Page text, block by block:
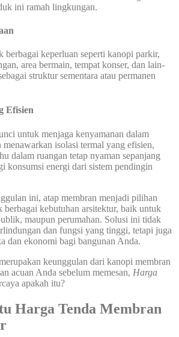
ini ramah lingkungan.
berbagai keperluan seperti kanopi parkir,
area bermain, tempat konser, dan lain-
struktur sementara atau permanen
Efisien
untuk menjaga kenyamanan dalam
menawarkan isolasi termal yang efisien,
dalam ruangan tetap nyaman sepanjang
konsumsi energi dari sistem pendingin
ini, atap membran menjadi pilihan
berbagai kebutuhan arsitektur, baik untuk
maupun perumahan. Solusi ini tidak
dan fungsi yang tinggi, tetapi juga
dan ekonomi bagi bangunan Anda.
keunggulan dari kanopi membran
acuan Anda sebelum memesan, Harga
apakah itu?
Harga Tenda Membran